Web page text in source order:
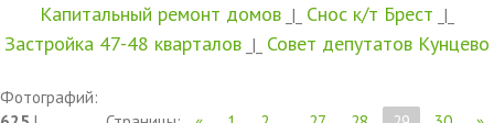
Капитальный ремонт домов _|_ Снос к/т Брест _|_
Застройка 47-48 кварталов _|_ Совет депутатов Кунцево
Фотографий: